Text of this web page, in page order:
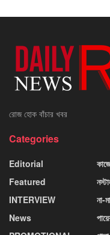
রোজ হোক বাঁচার খবর
Categories
Editorial
Featured
INTERVIEW
News
না-